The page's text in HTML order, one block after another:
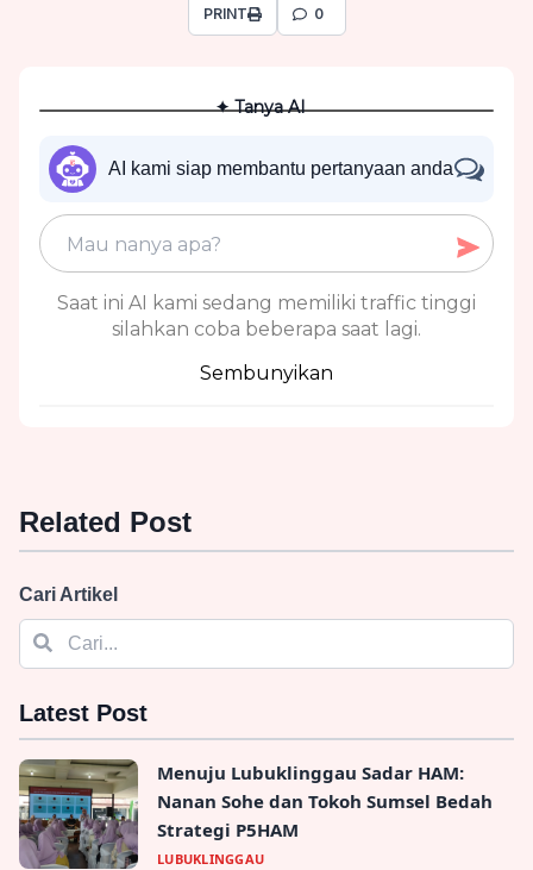
PRINT 0
✦ Tanya AI
AI kami siap membantu pertanyaan anda
Saat ini AI kami sedang memiliki traffic tinggi
silahkan coba beberapa saat lagi.
Sembunyikan
Related Post
Cari Artikel
Latest Post
Menuju Lubuklinggau Sadar HAM:
Nanan Sohe dan Tokoh Sumsel Bedah
Strategi P5HAM
LUBUKLINGGAU